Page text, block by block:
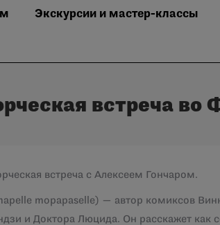
Экскурсии и мастер-классы
встреча во
встреча с Алексеем Гончаром.
mopapaselle) — автор комиксов
и Доктора Люцида. Он расскажет как